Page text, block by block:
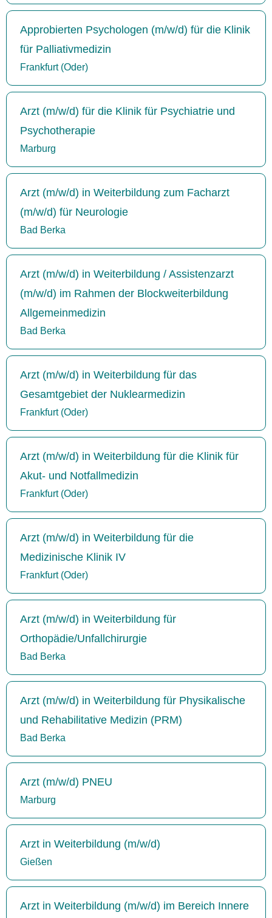
Approbierten Psychologen (m/w/d) für die Klinik
für Palliativmedizin
Frankfurt (Oder)
Arzt (m/w/d) für die Klinik für Psychiatrie und
Psychotherapie
Marburg
Arzt (m/w/d) in Weiterbildung zum Facharzt
(m/w/d) für Neurologie
Bad Berka
Arzt (m/w/d) in Weiterbildung / Assistenzarzt
(m/w/d) im Rahmen der Blockweiterbildung
Allgemeinmedizin
Bad Berka
Arzt (m/w/d) in Weiterbildung für das
Gesamtgebiet der Nuklearmedizin
Frankfurt (Oder)
Arzt (m/w/d) in Weiterbildung für die Klinik für
Akut- und Notfallmedizin
Frankfurt (Oder)
Arzt (m/w/d) in Weiterbildung für die
Medizinische Klinik IV
Frankfurt (Oder)
Arzt (m/w/d) in Weiterbildung für
Orthopädie/Unfallchirurgie
Bad Berka
Arzt (m/w/d) in Weiterbildung für Physikalische
und Rehabilitative Medizin (PRM)
Bad Berka
Arzt (m/w/d) PNEU
Marburg
Arzt in Weiterbildung (m/w/d)
Gießen
Arzt in Weiterbildung (m/w/d) im Bereich Innere